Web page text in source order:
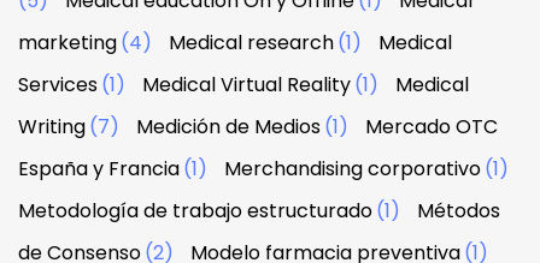
marketing(4) Medical research(1)
Medical
Services(1) Medical Virtual Reality(1)
Medical
Writing(7) Medición de Medios(1)
Mercado OTC
España y Francia(1) Merchandising corporativo(1)
Metodología de trabajo estructurado(1)
Métodos
de Consenso(2) Modelo farmacia preventiva(1)